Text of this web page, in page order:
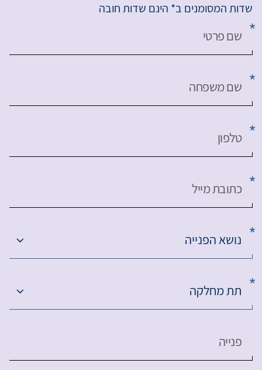
שדות המסומנים ב* הינם שדות חובה
שם פרטי
שם משפחה
טלפון
כתובת מייל
נושא הפנייה
תת מחלקה
פנייה